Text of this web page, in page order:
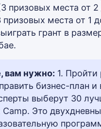
призовых места от 2
места от 1
грант в
вам нужно: 1.
бизнес-план
выберут 30
Camp. Это